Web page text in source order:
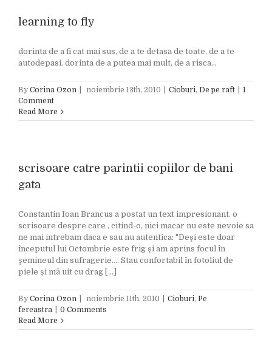
learning to fly
dorinta de a fi cat mai sus, de a te detasa de toate, de a te
autodepasi. dorinta de a putea mai mult, de a risca...
By Corina Ozon noiembrie 13th, 2010 Cioburi, De pe raft
1
Comment
Read More
scrisoare catre parintii copiilor de bani
gata
Constantin Ioan Brancus a postat un text impresionant. o
scrisoare despre care , citind-o, nici macar nu este nevoie sa
ne mai intrebam daca e sau nu autentica: "Deşi este doar
începutul lui Octombrie este frig şi am aprins focul în
şemineul din sufragerie.... Stau confortabil în fotoliul de
piele şi mă uit cu drag [...]
By Corina Ozon noiembrie 11th, 2010 Cioburi, Pe
fereastra
0 Comments
Read More